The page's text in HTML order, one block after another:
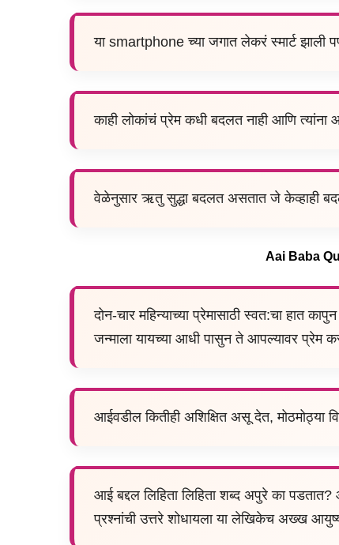
या smartphone च्या जगात लेकरं स्मार्ट झाली
काही लोकांचं प्रेम कधी बदलत नाही आणि त्यांना
वेळेनुसार ऋतु सुद्धा बदलत असतात जे केव्हाही
Aai Baba
दोन-चार महिन्याच्या प्रेमासाठी स्वत:चा हात
जन्माला यायच्या आधी पासुन ते आपल्यावर प्रेम
आईवडील कितीही अशिक्षित असू देत, मोठमोठ्या
आई बद्दल लिहिता लिहिता शब्द अपुरे का
प्रश्नांची उत्तरे शोधायला या लेखिकेच अख्ख